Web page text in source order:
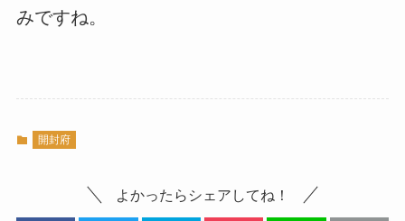
みですね。
開封府
よかったらシェアしてね！